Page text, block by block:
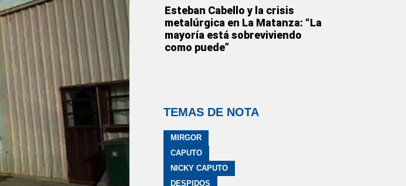
Esteban Cabello y la crisis
metalúrgica en La Matanza: “La
mayoría está sobreviviendo
como puede”
TEMAS DE NOTA
MIRGOR
CAPUTO
NICKY CAPUTO
DESPIDOS